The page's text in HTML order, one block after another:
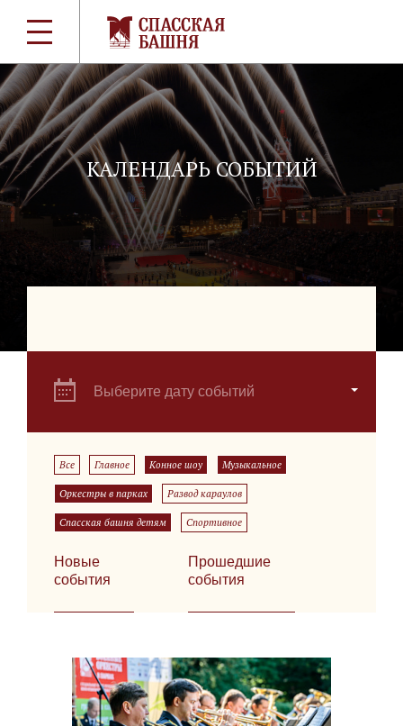
КАЛЕНДАРЬ СОБЫТИЙ
Выберите дату событий
Все Главное Конное шоу Музыкальное
Оркестры в парках Развод караулов
Спасская башня детям Спортивное
Новые
события
Прошедшие
события